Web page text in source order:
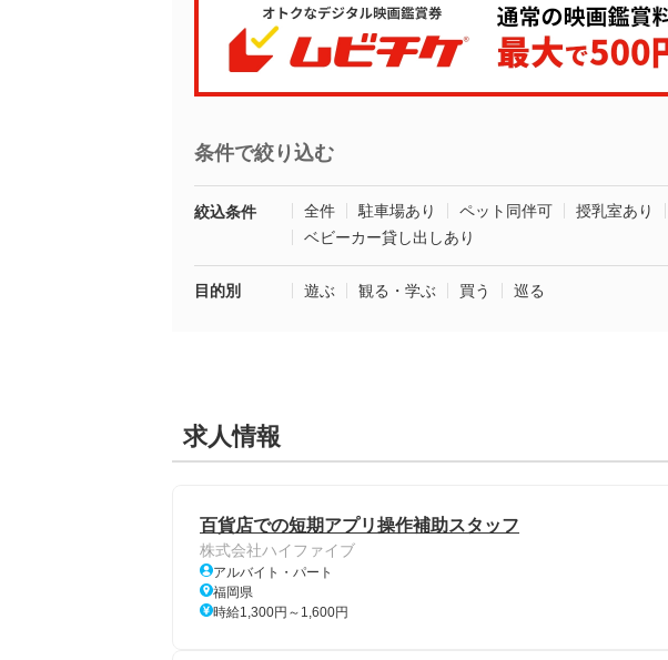
条件で絞り込む
絞込条件 全件 駐車場あり ペット同伴可 授乳室あり
ベビーカー貸し出しあり
目的別 遊ぶ 観る・学ぶ 買う 巡る
求人情報
百貨店での短期アプリ操作補助スタッフ
株式会社ハイファイブ
アルバイト・パート
福岡県
時給1,300円～1,600円